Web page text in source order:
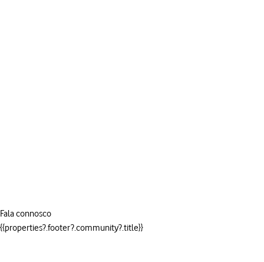
Fala connosco
{{properties?.footer?.community?.title}}